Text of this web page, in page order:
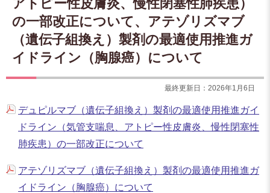
アトピー性皮膚炎、慢性閉塞性肺疾患）
の一部改正について、アテゾリズマブ
（遺伝子組換え）製剤の最適使用推進ガ
イドライン（胸腺癌）について
最終更新日：2026年1月6日
デュピルマブ（遺伝子組換え）製剤の最適使用推進ガイ
ドライン（気管支喘息、アトピー性皮膚炎、慢性閉塞性
肺疾患）の一部改正について
アテゾリズマブ（遺伝子組換え）製剤の最適使用推進ガ
イドライン（胸腺癌）について